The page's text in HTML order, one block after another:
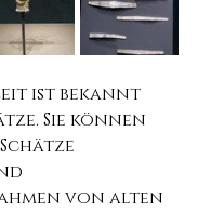
ist bekannt
Sie können
von alten